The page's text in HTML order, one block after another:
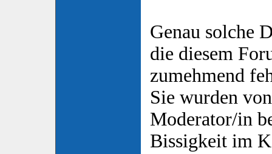
Genau solche
die diesem
zumehmend
Sie wurden
Moderator/in
Bissigkeit im